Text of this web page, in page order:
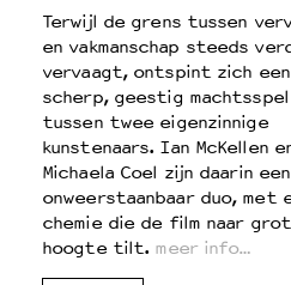
Terwijl de grens tussen
en vakmanschap steeds
vervaagt, ontspint zich een
scherp, geestig machtsspel
tussen twee eigenzinnige
kunstenaars. Ian McKellen
Michaela Coel zijn daarin een
onweerstaanbaar duo, met
chemie die de film naar
hoogte tilt. meer info…